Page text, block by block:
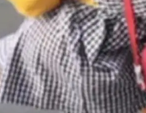
焦虑清单上多了两项：
体应用安全地从PoC走
团队跟得上AI应用...
可空字段来表示——bool
的默认模式、浅
产生大量无意义的组
了、全 null 了。要知道
你得靠"文档、校验、或
。Rust 的 enum，两个
人"——每个大厂都在
Kenton Varda 在 Twitte
天我们发布了 Cloudfla
聊天机器人，跟其他所
不过，实际上它不一
的重制版，我十年前的
，这次它构建在 Cloudf
九年时间搭建的平台
这基本上是我十年秘密
可自托管的分
团队推出了最新开源项
机器上运行 Cloudflare
的守护进程。 设
是一个独立的 SQLite
制到你自己的 S3 兼容
过这个存储库协调——
协议。每个对象自带一
畅/AI榜：vivo夺
星Galaxy Z系列
由于存储等硬件成本暴
好过啊，新机速度明显
多。新机参数规格除开